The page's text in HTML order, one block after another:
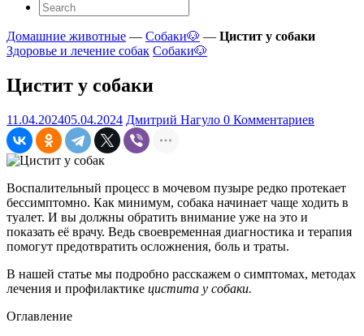
Домашние животные — Собаки🐶 — Цистит у собаки
Здоровье и лечение собак Собаки🐶
Цистит у собаки
11.04.202405.04.2024 Дмитрий Нагуло 0 Комментариев
Воспалительный процесс в мочевом пузыре редко протекает
бессимптомно. Как минимум, собака начинает чаще ходить в
туалет. И вы должны обратить внимание уже на это и
показать её врачу. Ведь своевременная диагностика и терапия
помогут предотвратить осложнения, боль и траты.
В нашей статье мы подробно расскажем о симптомах, методах
лечения и профилактике цистита у собаки.
Оглавление